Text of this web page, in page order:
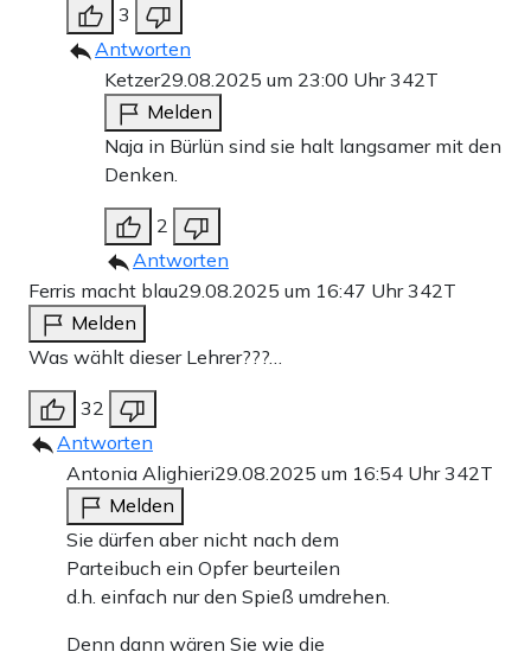
3
Antworten
Ketzer29.08.2025 um 23:00 Uhr342T
Melden
Naja in Bürlün sind sie halt langsamer mit den
Denken.
2
Antworten
Ferris macht blau29.08.2025 um 16:47 Uhr342T
Melden
Was wählt dieser Lehrer???…
32
Antworten
Antonia Alighieri29.08.2025 um 16:54 Uhr342T
Melden
Sie dürfen aber nicht nach dem
Parteibuch ein Opfer beurteilen
d.h. einfach nur den Spieß umdrehen.
Denn dann wären Sie wie die